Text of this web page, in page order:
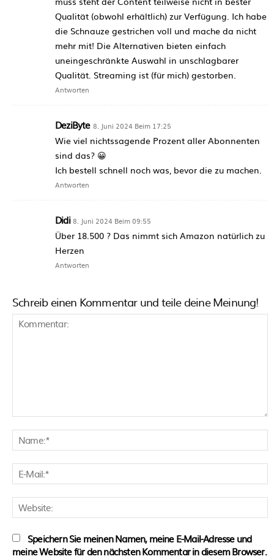
Qualität (obwohl erhältlich) zur Verfügung. Ich habe
die Schnauze gestrichen voll und mache da nicht
mehr mit! Die Alternativen bieten einfach
uneingeschränkte Auswahl in unschlagbarer
Qualität. Streaming ist (für mich) gestorben.
Antworten
DeziByte 8. Juni 2024 Beim 17:25
Wie viel nichtssagende Prozent aller Abonnenten
sind das? 😀
Ich bestell schnell noch was, bevor die zu machen.
Antworten
Didi 8. Juni 2024 Beim 09:55
Über 18.500 ? Das nimmt sich Amazon natürlich zu
Herzen
Antworten
Schreib einen Kommentar und teile deine Meinung!
Speichern Sie meinen Namen, meine E-Mail-Adresse und
meine Website für den nächsten Kommentar in diesem Browser.